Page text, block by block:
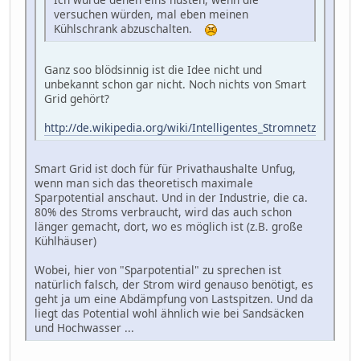
versuchen würden, mal eben meinen
Kühlschrank abzuschalten.
Ganz soo blödsinnig ist die Idee nicht und
unbekannt schon gar nicht. Noch nichts von Smart
Grid gehört?
http://de.wikipedia.org/wiki/Intelligentes_Stromnetz
Smart Grid ist doch für für Privathaushalte Unfug,
wenn man sich das theoretisch maximale
Sparpotential anschaut. Und in der Industrie, die ca.
80% des Stroms verbraucht, wird das auch schon
länger gemacht, dort, wo es möglich ist (z.B. große
Kühlhäuser)
Wobei, hier von "Sparpotential" zu sprechen ist
natürlich falsch, der Strom wird genauso benötigt, es
geht ja um eine Abdämpfung von Lastspitzen. Und da
liegt das Potential wohl ähnlich wie bei Sandsäcken
und Hochwasser ...